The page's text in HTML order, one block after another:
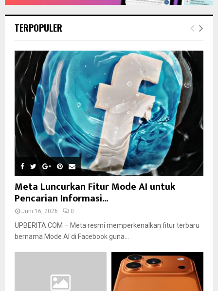
TERPOPULER
Meta Luncurkan Fitur Mode AI untuk
Pencarian Informasi...
Juni 16, 2026 0
UPBERITA.COM – Meta resmi memperkenalkan fitur terbaru
bernama Mode AI di Facebook guna...